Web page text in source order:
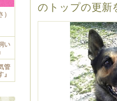
のトップの更新
い
管